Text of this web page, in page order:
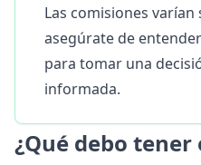
Las comisiones
asegúrate de
para tomar una
informada.
¿Qué debo